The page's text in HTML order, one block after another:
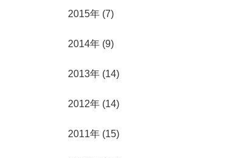
2015年 (7)
2014年 (9)
2013年 (14)
2012年 (14)
2011年 (15)